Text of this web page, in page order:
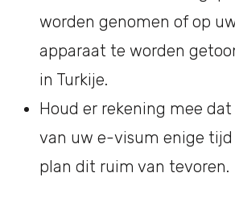
worden genomen of op
apparaat te worden
in Turkije.
Houd er rekening mee
van uw e-visum enige tijd
plan dit ruim van tevoren.